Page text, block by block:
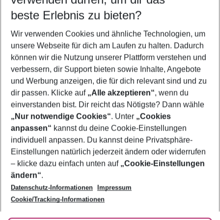
5-8 Nächte
2 Erwachsene Keine Kinder
Mehr Filter anzeigen
Footer
Footer navigation
Über uns
AGB
Bestpreisgarantie
Cookie-Einstellungen ändern
Cookie-Richtlinie
Agenturbetreuung
Barrierefreies Reisen
Folge uns
beste Erlebnis zu bieten?
Wir verwenden Cookies und ähnliche Technologien, um
unsere Webseite für dich am Laufen zu halten. Dadurch
können wir die Nutzung unserer Plattform verstehen und
verbessern, dir Support bieten sowie Inhalte, Angebote
und Werbung anzeigen, die für dich relevant sind und zu
dir passen. Klicke auf „Alle akzeptieren“, wenn du
einverstanden bist. Dir reicht das Nötigste? Dann wähle
„Nur notwendige Cookies“. Unter „Cookies
anpassen“ kannst du deine Cookie-Einstellungen
individuell anpassen. Du kannst deine Privatsphäre-
Einstellungen natürlich jederzeit ändern oder widerrufen
– klicke dazu einfach unten auf „Cookie-Einstellungen
ändern“.
Datenschutz-Informationen
Impressum
Cookie/Tracking-Informationen